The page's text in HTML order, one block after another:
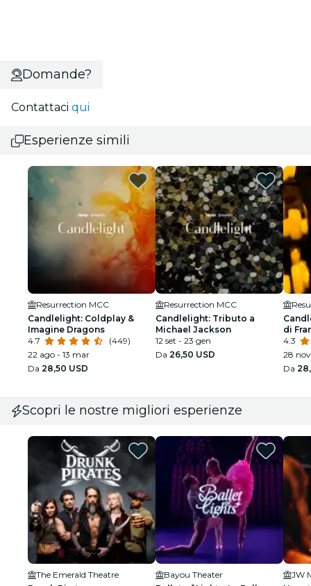
Domande?
Contattaci qui
Esperienze simili
Resurrection MCC
Candlelight: Coldplay &
Imagine Dragons
4.7
(449)
22 ago - 13 mar
Da 28,50 USD
Resurrection MCC
Candlelight: Tributo a
Michael Jackson
12 set - 23 gen
Da 26,50 USD
di
Cole
4.3
28 nov
Da
Scopri le nostre migliori esperienze
The Emerald Theatre
Bayou Theater